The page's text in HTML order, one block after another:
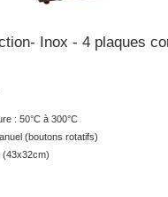
Inox - 4 plaques
: 50°C à 300°C
(boutons rotatifs)
(43x32cm)